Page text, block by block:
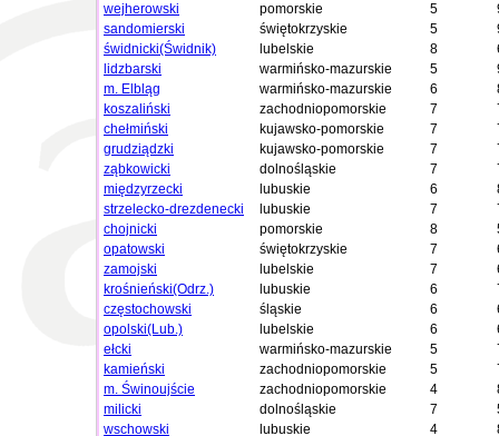
wejherowski
pomorskie 5
sandomierski
świętokrzyskie 5
świdnicki(Świdnik)
lubelskie 8
lidzbarski
warmińsko-mazurskie 5
m. Elbląg
warmińsko-mazurskie 6
koszaliński
zachodniopomorskie 7
chełmiński
kujawsko-pomorskie 7
grudziądzki
kujawsko-pomorskie 7
ząbkowicki
dolnośląskie 7
międzyrzecki
lubuskie 6
strzelecko-drezdenecki
lubuskie 7
chojnicki
pomorskie 8
opatowski
świętokrzyskie 7
zamojski
lubelskie 7
krośnieński(Odrz.)
lubuskie 6
częstochowski
śląskie 6
opolski(Lub.)
lubelskie 6
ełcki
warmińsko-mazurskie 5
kamieński
zachodniopomorskie 5
m. Świnoujście
zachodniopomorskie 4
milicki
dolnośląskie 7
wschowski
lubuskie 4